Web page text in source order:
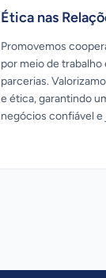
Ética nas
Promovemos
por meio de trabalho
parcerias.
e ética, garantindo
negócios confiável e